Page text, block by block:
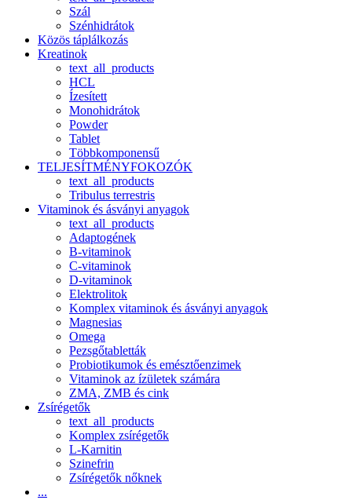
Szál
Szénhidrátok
Közös táplálkozás
Kreatinok
text_all_products
HCL
Ízesített
Monohidrátok
Powder
Tablet
Többkomponensű
TELJESÍTMÉNYFOKOZÓK
text_all_products
Tribulus terrestris
Vitaminok és ásványi anyagok
text_all_products
Adaptogének
B-vitaminok
C-vitaminok
D-vitaminok
Elektrolitok
Komplex vitaminok és ásványi anyagok
Magnesias
Omega
Pezsgőtabletták
Probiotikumok és emésztőenzimek
Vitaminok az ízületek számára
ZMA, ZMB és cink
Zsírégetők
text_all_products
Komplex zsírégetők
L-Karnitin
Szinefrin
Zsírégetők nőknek
...